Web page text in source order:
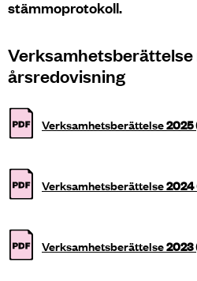
stämmoprotokoll.
Verksamhetsberättelse
årsredovisning
Verksamhetsberättelse2025
Verksamhetsberättelse2024
Verksamhetsberättelse2023